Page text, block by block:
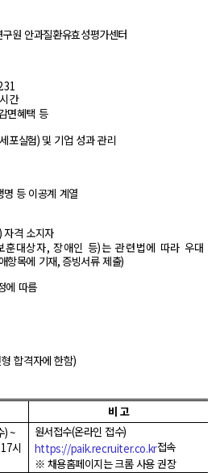
원 안과질환유효성평가센터
간
면혜택 등
세포실험) 및 기업 성과 관리
명 등 이공계 계열
자격 소지자
훈대상자,장애인 등)는 관련법에 따라 우대
항목에 기재, 증빙서류 제출)
에 따름
합격자에 한함)
비 고
) ~
시
원서접수(온라인 접수)
https://paik.recruiter.co.kr접속
※ 채용홈페이지는 크롬 사용 권장